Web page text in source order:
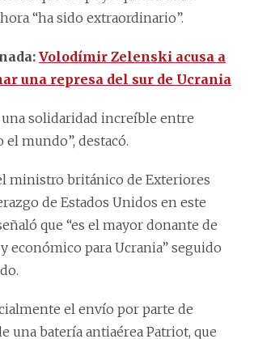
“ha sido extraordinario”.
Volodímir Zelenski acusa a
una represa del sur de Ucrania
solidaridad increíble entre
el mundo”, destacó.
ministro británico de Exteriores
de Estados Unidos en este
que “es el mayor donante de
económico para Ucrania” seguido
el envío por parte de
una batería antiaérea Patriot, que